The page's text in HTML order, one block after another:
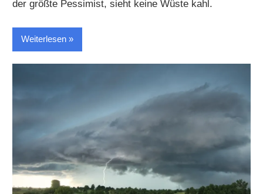
der größte Pessimist, sieht keine Wüste kahl.
Weiterlesen